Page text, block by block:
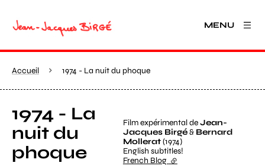
MENU
Accueil 1974 - La nuit du phoque
1974 - La
nuit du
phoque
Film expérimental deJean-
Jacques Birgé& Bernard
Mollerat(1974)
English subtitles!
French Blog (lien externe)